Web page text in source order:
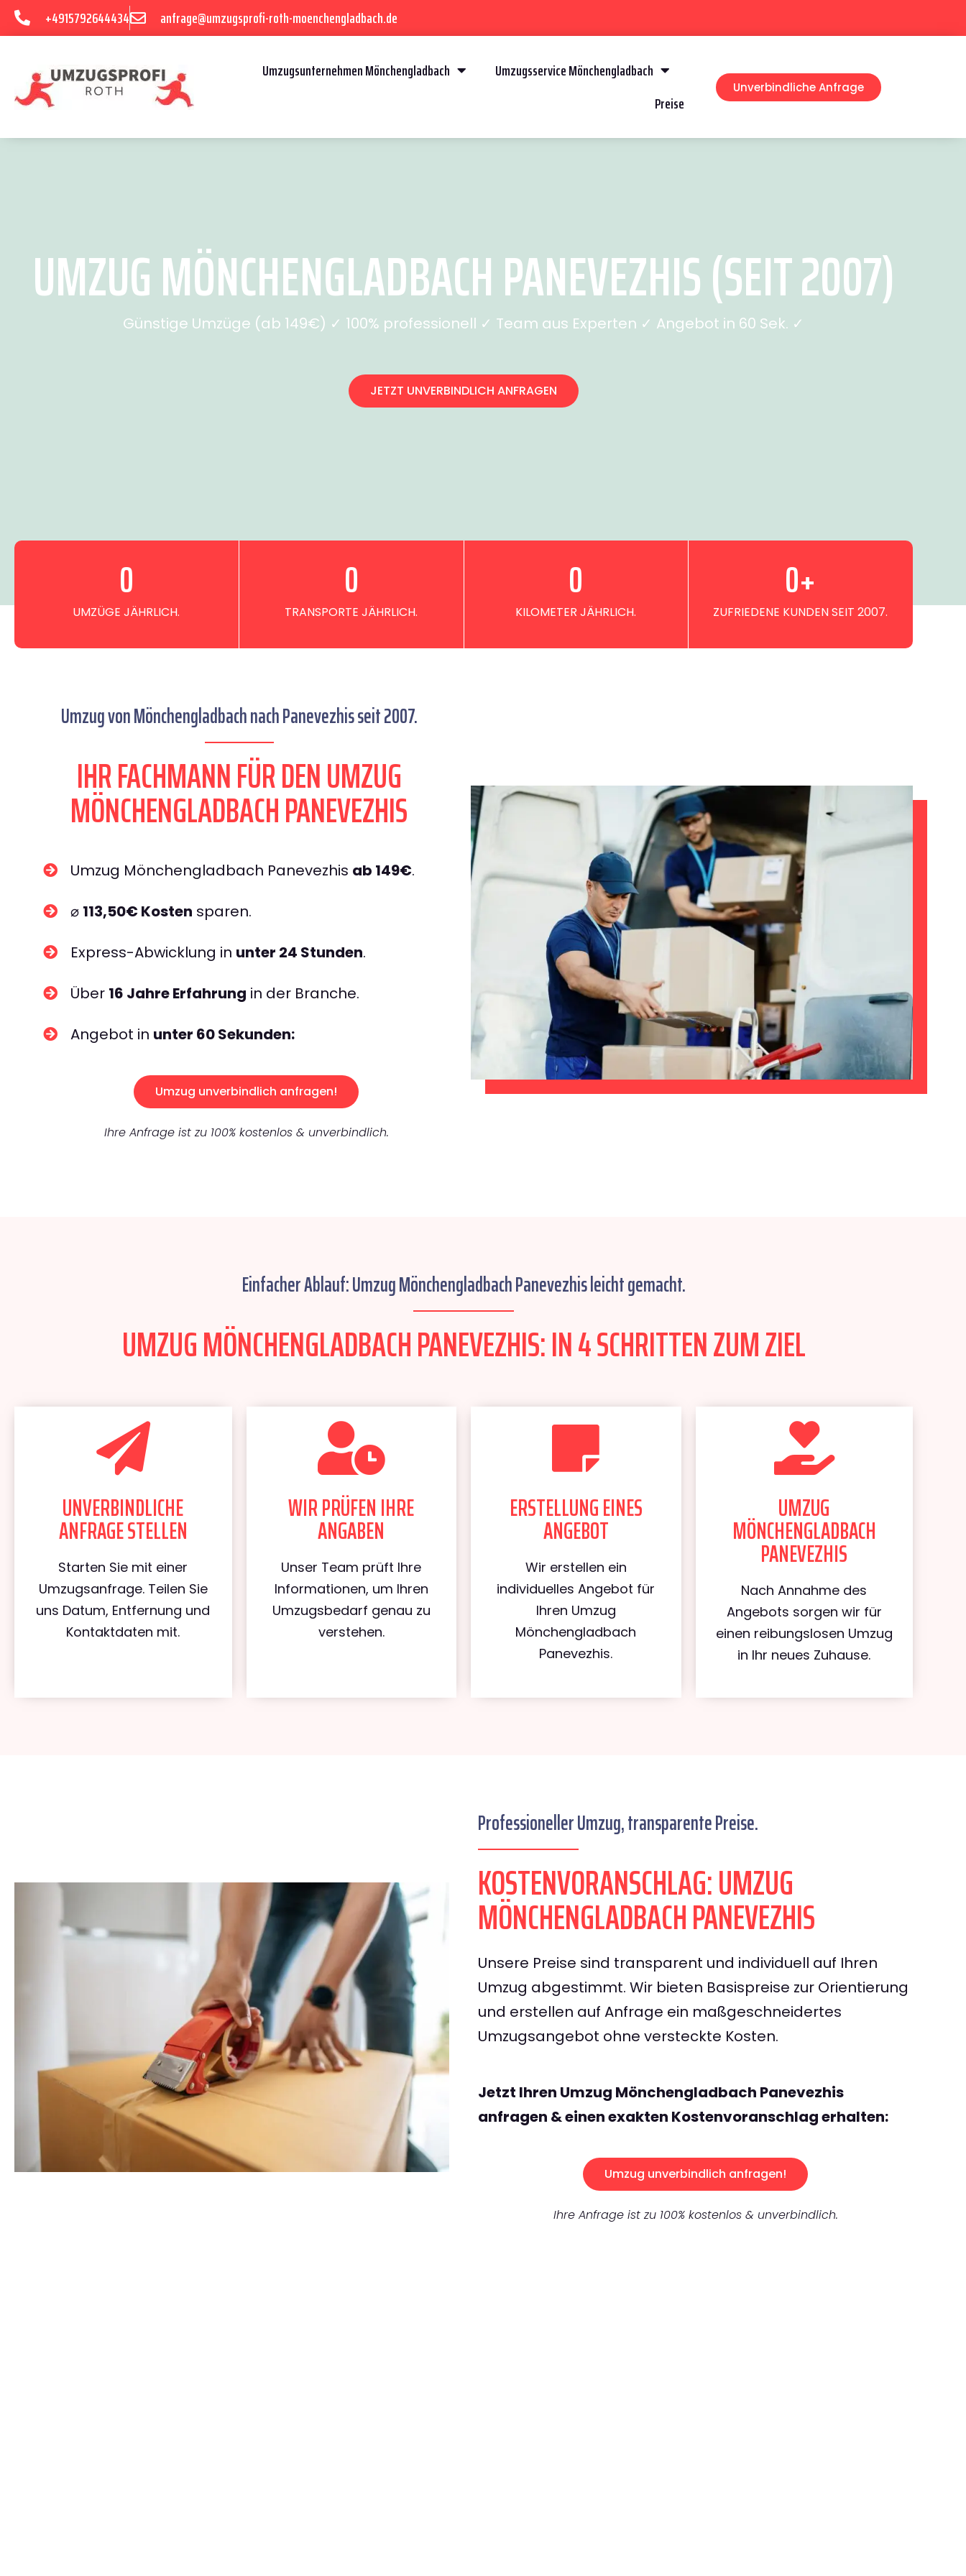
+4915792644434 anfrage@umzugsprofi-roth-moenchengladbach.de
Umzugsunternehmen Mönchengladbach
Umzugsservice Mönchengladbach
Preise
Unverbindliche Anfrage
UMZUG MÖNCHENGLADBACH PANEVEZHIS (SEIT 2007)
Günstige Umzüge (ab 149€) ✓ 100% professionell ✓ Team aus Experten ✓ Angebot in 60 Sek. ✓
JETZT UNVERBINDLICH ANFRAGEN
UMZÜGE JÄHRLICH.
0
TRANSPORTE JÄHRLICH.
0
KILOMETER JÄHRLICH.
0
ZUFRIEDENE KUNDEN SEIT 2007.
0+
Umzug von Mönchengladbach nach Panevezhis seit 2007.
IHR FACHMANN FÜR DEN UMZUG
MÖNCHENGLADBACH PANEVEZHIS
Umzug Mönchengladbach Panevezhis ab 149€.
⌀ 113,50€ Kosten sparen.
Express-Abwicklung in unter 24 Stunden.
Über 16 Jahre Erfahrung in der Branche.
Angebot in unter 60 Sekunden:
Umzug unverbindlich anfragen!
Ihre Anfrage ist zu 100% kostenlos & unverbindlich.
Einfacher Ablauf: Umzug Mönchengladbach Panevezhis leicht gemacht.
UMZUG MÖNCHENGLADBACH PANEVEZHIS: IN 4 SCHRITTEN ZUM ZIEL
UNVERBINDLICHE
ANFRAGE STELLEN
Starten Sie mit einer
Umzugsanfrage. Teilen Sie
uns Datum, Entfernung und
Kontaktdaten mit.
WIR PRÜFEN IHRE
ANGABEN
Unser Team prüft Ihre
Informationen, um Ihren
Umzugsbedarf genau zu
verstehen.
ERSTELLUNG EINES
ANGEBOT
Wir erstellen ein
individuelles Angebot für
Ihren Umzug
Mönchengladbach
Panevezhis.
UMZUG
MÖNCHENGLADBACH
PANEVEZHIS
Nach Annahme des
Angebots sorgen wir für
einen reibungslosen Umzug
in Ihr neues Zuhause.
Professioneller Umzug, transparente Preise.
KOSTENVORANSCHLAG: UMZUG
MÖNCHENGLADBACH PANEVEZHIS
Unsere Preise sind transparent und individuell auf Ihren
Umzug abgestimmt. Wir bieten Basispreise zur Orientierung
und erstellen auf Anfrage ein maßgeschneidertes
Umzugsangebot ohne versteckte Kosten.
Jetzt Ihren Umzug Mönchengladbach Panevezhis
anfragen & einen exakten Kostenvoranschlag erhalten:
Umzug unverbindlich anfragen!
Ihre Anfrage ist zu 100% kostenlos & unverbindlich.